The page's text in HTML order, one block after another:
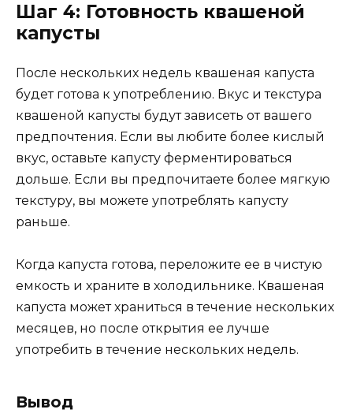
Шаг 4: Готовность квашеной
капусты
После нескольких недель квашеная капуста
будет готова к употреблению. Вкус и текстура
квашеной капусты будут зависеть от вашего
предпочтения. Если вы любите более кислый
вкус, оставьте капусту ферментироваться
дольше. Если вы предпочитаете более мягкую
текстуру, вы можете употреблять капусту
раньше.
Когда капуста готова, переложите ее в чистую
емкость и храните в холодильнике. Квашеная
капуста может храниться в течение нескольких
месяцев, но после открытия ее лучше
употребить в течение нескольких недель.
Вывод